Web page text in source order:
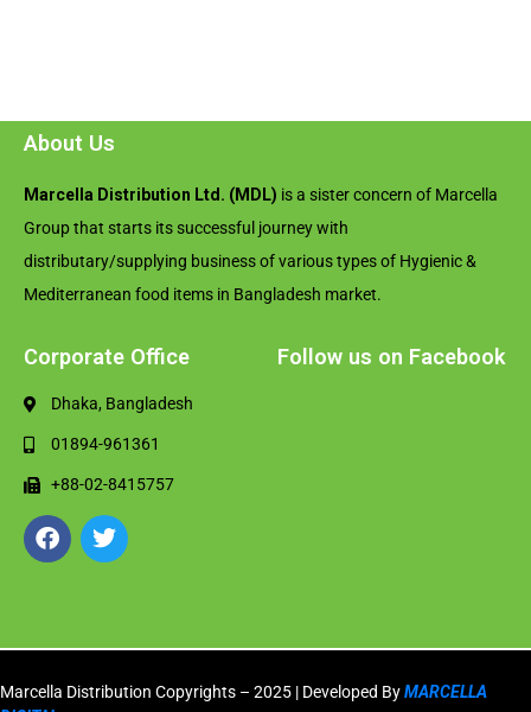
About Us
Marcella Distribution Ltd. (MDL) is a sister concern of Marcella
Group that starts its successful journey with
distributary/supplying business of various types of Hygienic &
Mediterranean food items in Bangladesh market.
Corporate Office
Dhaka, Bangladesh
01894-961361
+88-02-8415757
Follow us on Facebook
Marcella Distribution Copyrights – 2025 | Developed ByMARCELLA